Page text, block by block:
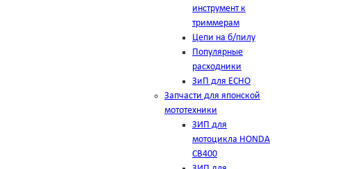
инструмент к
триммерам
Цепи на б/пилу
Популярные
расходники
ЗиП для ЕСНО
Запчасти для японской
мототехники
ЗИП для
мотоцикла HONDA
CB400